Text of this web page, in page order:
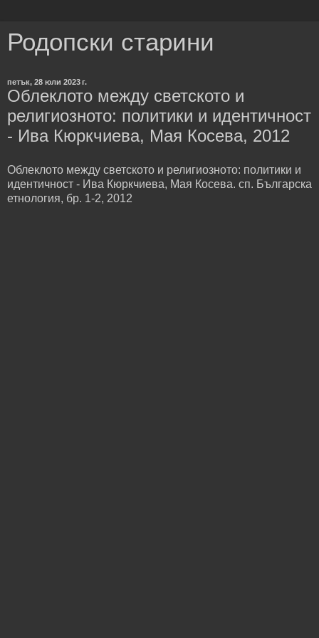
Родопски старини
петък, 28 юли 2023 г.
Облеклото между светското и
религиозното: политики и идентичност
- Ива Кюркчиева, Мая Косева, 2012
Облеклото между светското и религиозното: политики и
идентичност - Ива Кюркчиева, Мая Косева. сп. Българска
етнология, бр. 1-2, 2012